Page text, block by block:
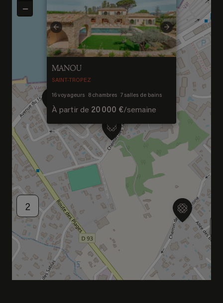
2
Previous Next
MANOU
SAINT-TROPEZ
16voyageurs 8 chambres 7 salles de bains
À partir de 20 000 €/semaine
−